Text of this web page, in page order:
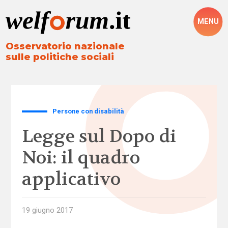
Osservatorio nazionale
sulle politiche sociali
MENU
Persone con disabilità
Legge sul Dopo di
Noi: il quadro
applicativo
19 giugno 2017